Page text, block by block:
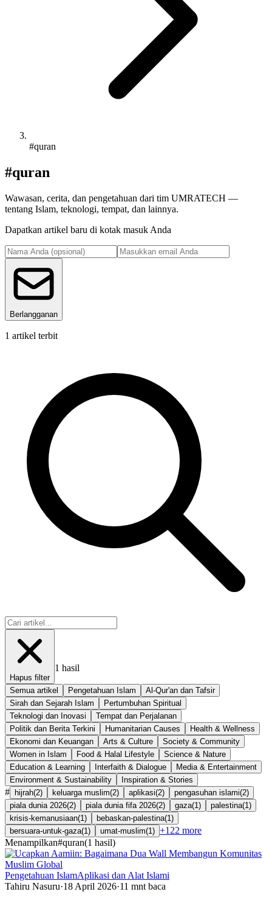
#quran
#quran
Wawasan, cerita, dan pengetahuan dari tim UMRATECH —
tentang Islam, teknologi, tempat, dan lainnya.
Dapatkan artikel baru di kotak masuk Anda
Berlangganan
1 artikel terbit
Hapus filter
1 hasil
Semua artikel Pengetahuan Islam
Al-Qur'an dan Tafsir
Sirah dan Sejarah Islam
Pertumbuhan Spiritual
Teknologi dan Inovasi
Tempat dan Perjalanan
Politik dan Berita Terkini
Humanitarian Causes
Health & Wellness
Ekonomi dan Keuangan
Arts & Culture
Society & Community
Women in Islam
Food & Halal Lifestyle
Science & Nature
Education & Learning
Interfaith & Dialogue
Media & Entertainment
Environment & Sustainability
Inspiration & Stories
# hijrah(2) keluarga muslim(2) aplikasi(2) pengasuhan islami(2)
piala dunia 2026(2) piala dunia fifa 2026(2) gaza(1 ) palestina(1 )
krisis-kemanusiaan(1 ) bebaskan-palestina(1 )
bersuara-untuk-gaza(1 ) umat-muslim(1 ) +122 more
Menampilkan#quran(1 hasil)
Pengetahuan IslamAplikasi dan Alat Islami
Tahiru Nasuru·18 April 2026·11 mnt baca